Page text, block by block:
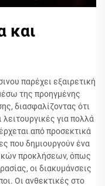
και
παρέχει εξαιρετική
της προηγμένης
διασφαλίζοντας ότι
για πολλά
από προσεκτικά
που δημιουργούν ένα
προκλήσεων, όπως
οι διακυμάνσεις
Οι ανθεκτικές στο